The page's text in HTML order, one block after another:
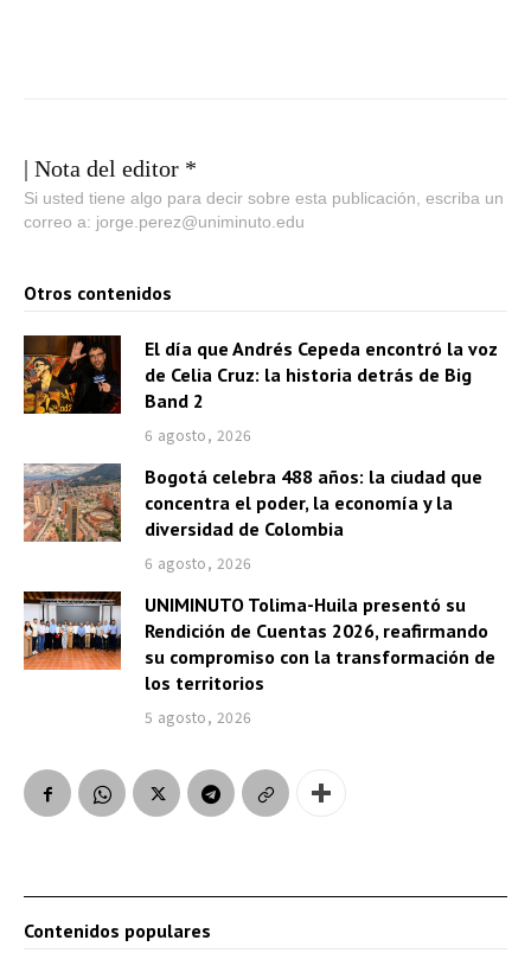
| Nota del editor *
Si usted tiene algo para decir sobre esta publicación, escriba un
correo a: jorge.perez@uniminuto.edu
Otros contenidos
El día que Andrés Cepeda encontró la voz
de Celia Cruz: la historia detrás de Big
Band 2
6 agosto, 2026
Bogotá celebra 488 años: la ciudad que
concentra el poder, la economía y la
diversidad de Colombia
6 agosto, 2026
UNIMINUTO Tolima-Huila presentó su
Rendición de Cuentas 2026, reafirmando
su compromiso con la transformación de
los territorios
5 agosto, 2026
Contenidos populares